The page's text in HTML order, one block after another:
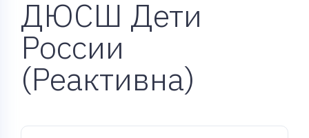
ДЮСШ Дети
России
(Реактивна)